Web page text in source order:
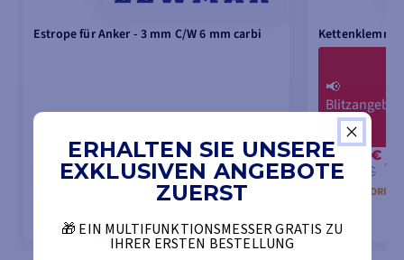
Estrope für Anker - 3 mm C/W 6 mm carbi
100,06 €
104,50 €
AUF LAGER DES LIEFERANTEN
📢
292,44 €
307,33 €
NICHT
ERHALTEN SIE UNSERE
EXKLUSIVEN ANGEBOTE
ZUERST
🎁 EIN MULTIFUNKTIONSMESSER GRATIS ZU
IHRER ERSTEN BESTELLUNG